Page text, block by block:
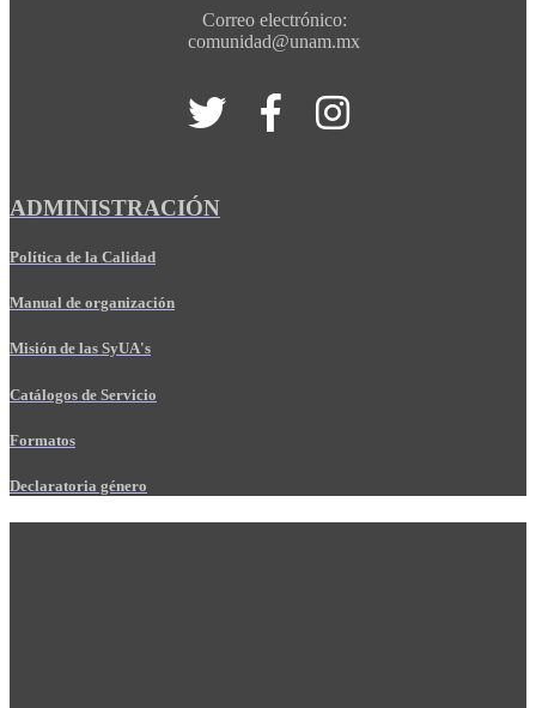
Correo electrónico:
comunidad@unam.mx
ADMINISTRACIÓN
Política de la Calidad
Manual de organización
Misión de las SyUA's
Catálogos de Servicio
Formatos
Declaratoria género